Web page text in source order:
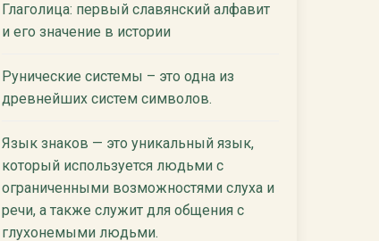
Глаголица: первый славянский алфавит
и его значение в истории
Рунические системы – это одна из
древнейших систем символов.
Язык знаков — это уникальный язык,
который используется людьми с
ограниченными возможностями слуха и
речи, а также служит для общения с
глухонемыми людьми.